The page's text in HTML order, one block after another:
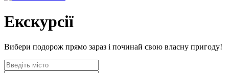
Екскурсії
Вибери подорож прямо зараз і починай свою власну пригоду!